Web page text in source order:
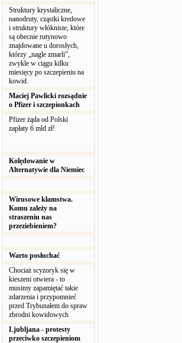
Struktury krystaliczne,
nanodruty, cząstki kredowe
i struktury włókniste, które
są obecnie rutynowo
znajdowane u dorosłych,
którzy „nagle zmarli”,
zwykle w ciągu kilku
miesięcy po szczepieniu na
kowid.
Maciej Pawlicki rozsądnie
o Pfizer i szczepionkach
Pfizer żąda od Polski
zapłaty 6 mld zł!
Kolędowanie w
Alternatywie dla Niemiec
Wirusowe kłamstwa.
Komu zależy na
straszeniu nas
przeziebieniem?
Warto posłuchać
Chociaż scyzoryk się w
kieszeni otwiera - to
musimy zapamiętać takie
zdarzenia i przypomnieć
przed Trybunałem do spraw
zbrodni kowidowych
Ljubljana - protesty
przeciwko szczepieniom